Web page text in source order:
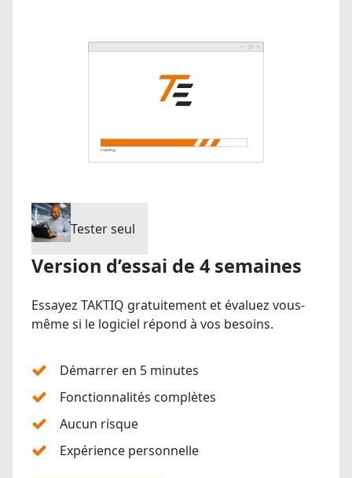
Tester seul
Version d’essai de 4 semaines
Essayez TAKTIQ gratuitement et évaluez vous-
même si le logiciel répond à vos besoins.
Démarrer en 5 minutes
Fonctionnalités complètes
Aucun risque
Expérience personnelle